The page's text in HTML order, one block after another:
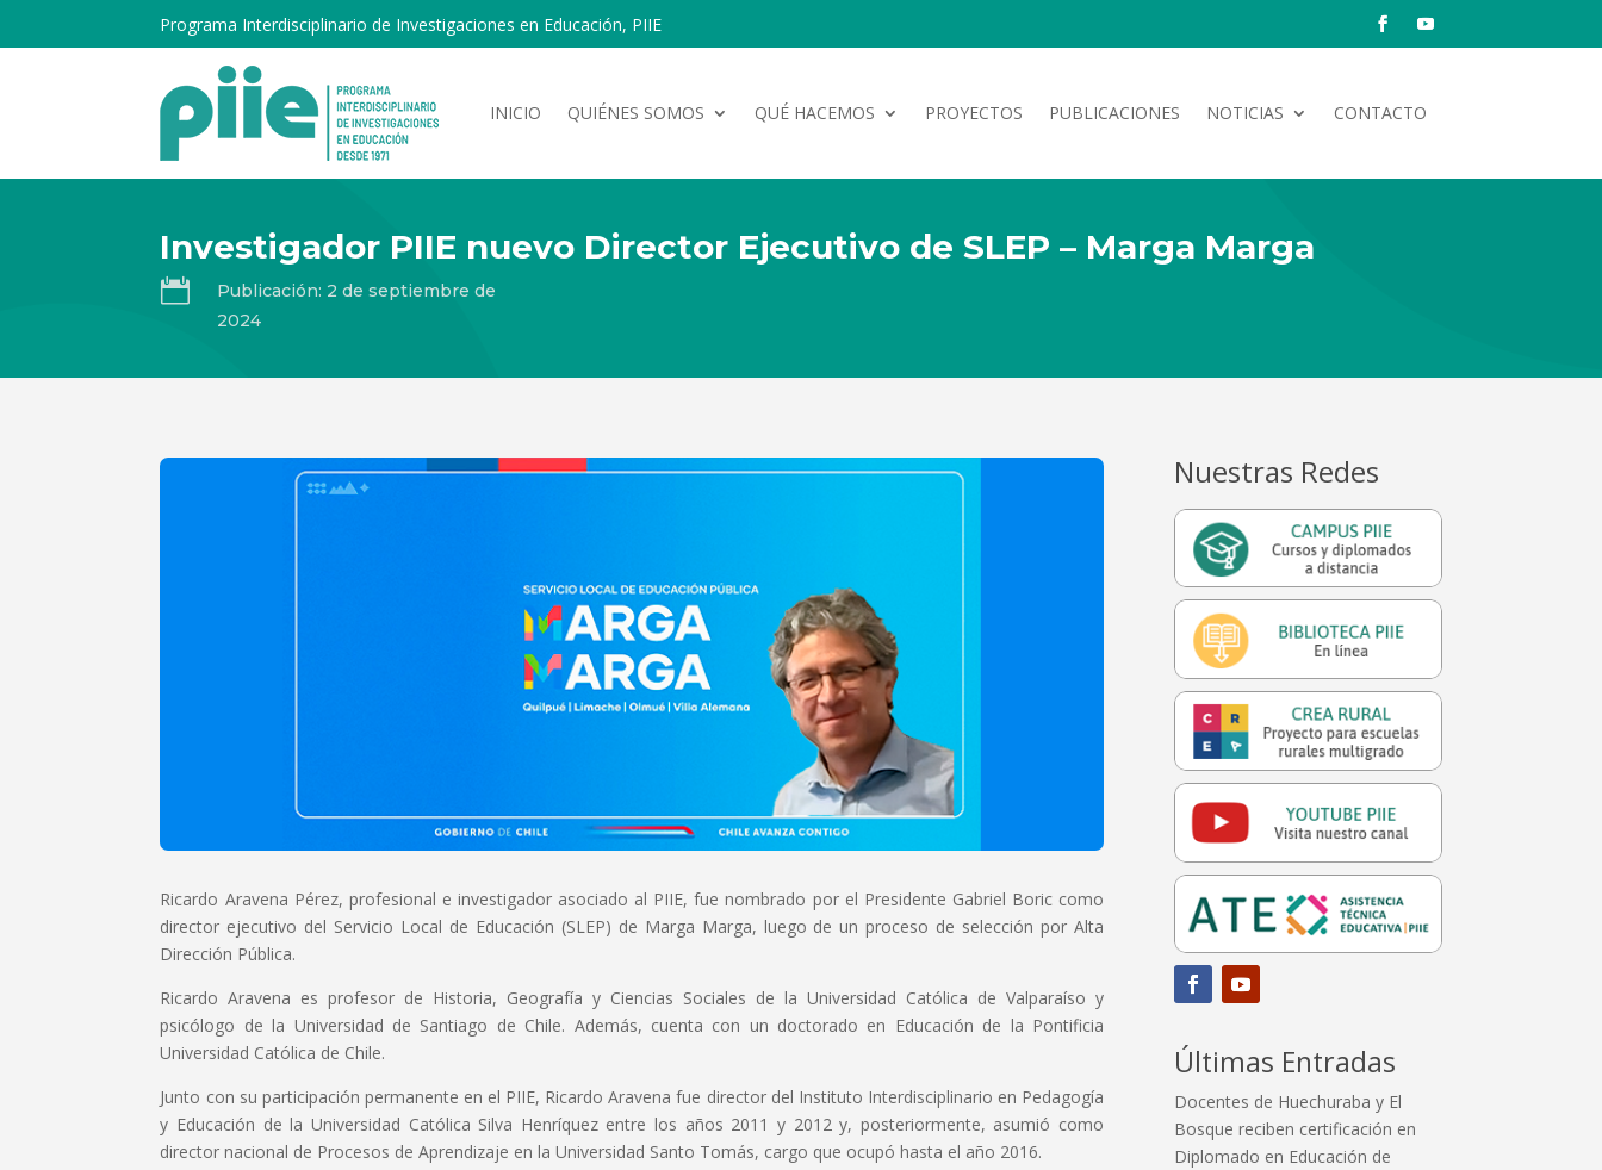
Programa Interdisciplinario de Investigaciones en Educación, PIIE
INICIO QUIÉNES SOMOS QUÉ HACEMOS PROYECTOS PUBLICACIONES NOTICIAS CONTACTO
Investigador PIIE nuevo Director Ejecutivo de SLEP – Marga Marga

Publicación: 2 de septiembre de
2024
Ricardo Aravena Pérez, profesional e investigador asociado al PIIE, fue nombrado por el Presidente Gabriel Boric como
director ejecutivo del Servicio Local de Educación (SLEP) de Marga Marga, luego de un proceso de selección por Alta
Dirección Pública.
Ricardo Aravena es profesor de Historia, Geografía y Ciencias Sociales de la Universidad Católica de Valparaíso y
psicólogo de la Universidad de Santiago de Chile. Además, cuenta con un doctorado en Educación de la Pontificia
Universidad Católica de Chile.
Junto con su participación permanente en el PIIE, Ricardo Aravena fue director del Instituto Interdisciplinario en Pedagogía
y Educación de la Universidad Católica Silva Henríquez entre los años 2011 y 2012 y, posteriormente, asumió como
director nacional de Procesos de Aprendizaje en la Universidad Santo Tomás, cargo que ocupó hasta el año 2016.
Nuestras Redes
Últimas Entradas
Docentes de Huechuraba y El
Bosque reciben certificación en
Diplomado en Educación de